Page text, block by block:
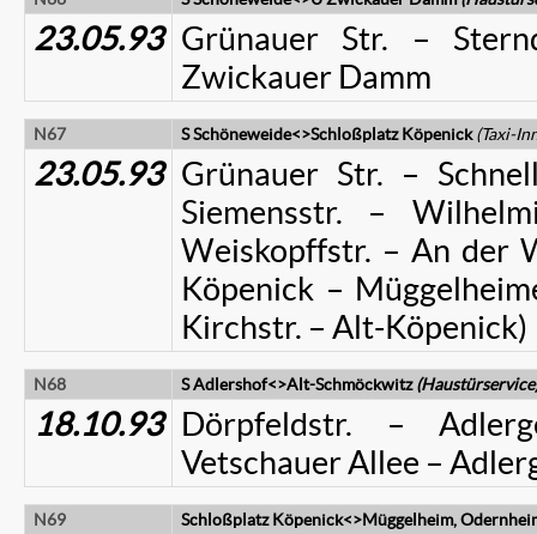
23.05.93 Grünauer Str. –
Zwickauer Damm
N67 S Schöneweide<>Schloßplatz Köpenick(Taxi-
23.05.93 Grünauer Str. –
Siemensstr. –
Weiskopffstr. – An der
Köpenick –
Kirchstr. – Alt-Köpenick)
N68 S Adlershof<>Alt-Schmöckwitz
18.10.93 Dörpfeldstr. –
Vetschauer Allee –
N69 Schloßplatz Köpenick<>Müggelheim,